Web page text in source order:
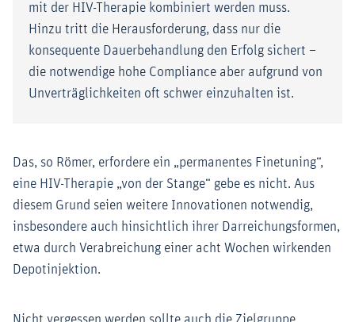
mit der HIV-Therapie kombiniert werden muss.
Hinzu tritt die Herausforderung, dass nur die
konsequente Dauerbehandlung den Erfolg sichert –
die notwendige hohe Compliance aber aufgrund von
Unverträglichkeiten oft schwer einzuhalten ist.
Das, so Römer, erfordere ein „permanentes Finetuning“,
eine HIV-Therapie „von der Stange“ gebe es nicht. Aus
diesem Grund seien weitere Innovationen notwendig,
insbesondere auch hinsichtlich ihrer Darreichungsformen,
etwa durch Verabreichung einer acht Wochen wirkenden
Depotinjektion.